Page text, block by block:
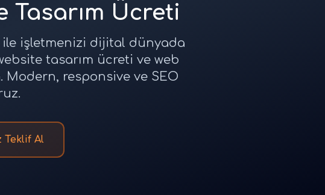
Tasarım Ücreti
ile işletmenizi dijital dünyada
tasarım ücreti ve web
responsive ve SEO
Teklif Al